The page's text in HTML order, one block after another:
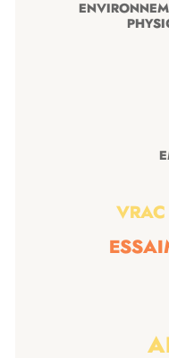
VRAC